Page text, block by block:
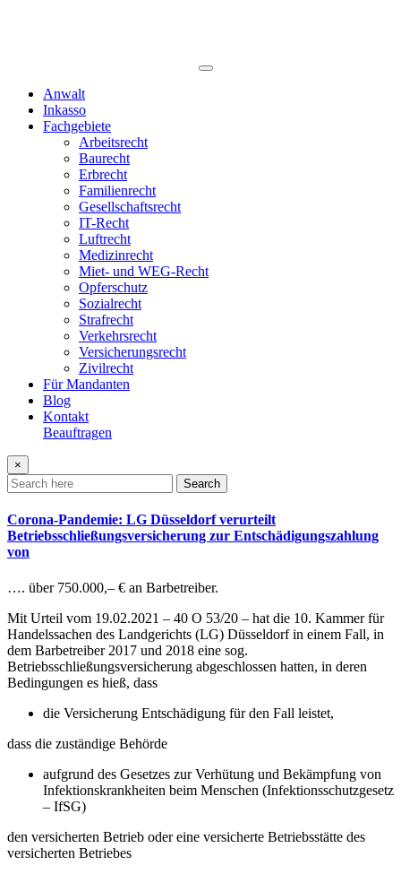
Anwalt
Inkasso
Fachgebiete
Arbeitsrecht
Baurecht
Erbrecht
Familienrecht
Gesellschaftsrecht
IT-Recht
Luftrecht
Medizinrecht
Miet- und WEG-Recht
Opferschutz
Sozialrecht
Strafrecht
Verkehrsrecht
Versicherungsrecht
Zivilrecht
Für Mandanten
Blog
Kontakt
Beauftragen
×
Search
Corona-Pandemie: LG Düsseldorf verurteilt
Betriebsschließungsversicherung zur Entschädigungszahlung
von
…. über 750.000,– € an Barbetreiber.
Mit Urteil vom 19.02.2021 – 40 O 53/20 – hat die 10. Kammer für
Handelssachen des Landgerichts (LG) Düsseldorf in einem Fall, in
dem Barbetreiber 2017 und 2018 eine sog.
Betriebsschließungsversicherung abgeschlossen hatten, in deren
Bedingungen es hieß, dass
die Versicherung Entschädigung für den Fall leistet,
dass die zuständige Behörde
aufgrund des Gesetzes zur Verhütung und Bekämpfung von
Infektionskrankheiten beim Menschen (Infektionsschutzgesetz
– IfSG)
den versicherten Betrieb oder eine versicherte Betriebsstätte des
versicherten Betriebes